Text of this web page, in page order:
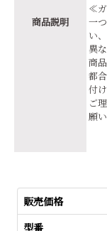
商品説明
≪
一
い
異
商
都
付
ご
願
販売価格
型番